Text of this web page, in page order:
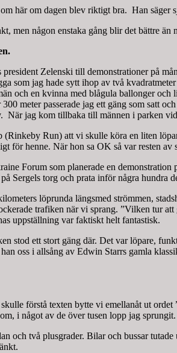
här om dagen blev riktigt bra. Han säger
men någon enstaka gång blir det bättre än
Zelenski till demonstrationer på
som jag hade sytt ihop av två
och en kvinna med blågula ballonger
meter passerade jag ett gäng som satt
jag kom tillbaka till männen i parken
(Rinkeby Run) att vi skulle köra en liten
för henne. När hon sa OK så var resten av
Forum som planerade en
Sergels torg och prata inför några hundra
löprunda längsmed strömmen,
trafiken när vi sprang. ”Vilken tur
uppställning var faktiskt helt fantastisk.
stod ett stort gäng där. Det var löpare,
oss i allsång av Edwin Starrs gamla
förstå texten bytte vi emellanåt ut
i något av de över tusen lopp jag sprungit.
och två plusgrader. Bilar och bussar